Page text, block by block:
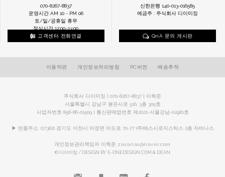
070-8267-8837
운영시간 AM 10 - PM 06
토/일/공휴일 휴무
점심시간 12:00~13:00
고객센터 전화연결
신한은행 140-013-016585
예금주 : 주식회사 디이미징
QnA 문의 게시판
이용약관 개인정보처리방침 PC버전 배송추적
주식회사 디이미징 | 070-8267-8837 | 이혁준
서울특별시 강남구 봉은사로 516, 3층 305호
사업자번호 858-86-01509 | 통신판매업번호 제2021-서울강남-02981호
▶ 반품주소: (17382) 경기도 이천시 마장면 마도로 70-77 (주)에스시로지스틱스 2층 자바나스
개인정보관리책임자 이혁준 zavanas@naver.com
© 디이미징 / DESIGN BY E-ONEDESIGN.COM & DEAN